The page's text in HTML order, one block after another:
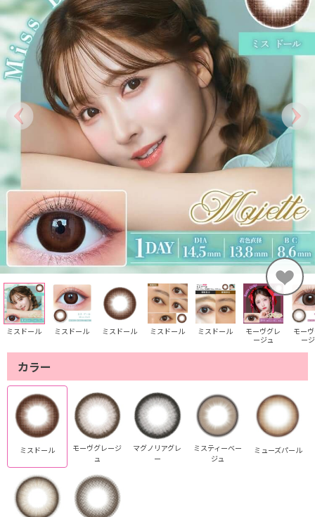
ミスドール ミスドール ミスドール ミスドール ミスドール
モーヴグレ
ージュ
モー
ー
カラー
ミスドール
モーヴグレージ
ュ
マグノリアグレ
ー
ミスティーベー
ジュ
ミューズパール